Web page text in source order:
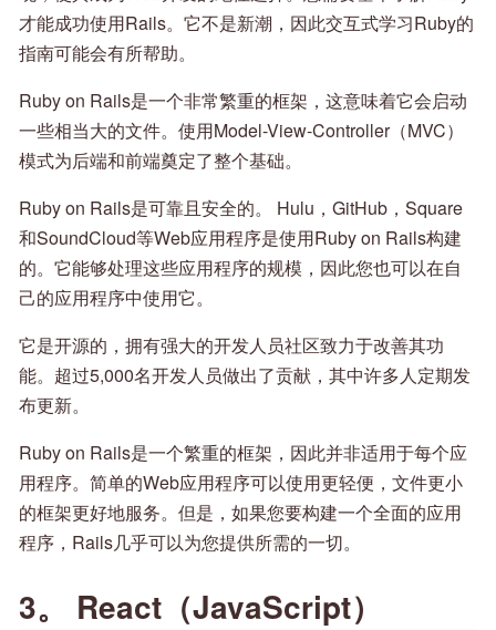
才能成功使用Rails。它不是新潮，因此交互式学习Ruby的
指南可能会有所帮助。
Ruby on Rails是一个非常繁重的框架，这意味着它会启动
一些相当大的文件。使用Model-View-Controller（MVC）
模式为后端和前端奠定了整个基础。
Ruby on Rails是可靠且安全的。 Hulu，GitHub，Square
和SoundCloud等Web应用程序是使用Ruby on Rails构建
的。它能够处理这些应用程序的规模，因此您也可以在自
己的应用程序中使用它。
它是开源的，拥有强大的开发人员社区致力于改善其功
能。超过5,000名开发人员做出了贡献，其中许多人定期发
布更新。
Ruby on Rails是一个繁重的框架，因此并非适用于每个应
用程序。简单的Web应用程序可以使用更轻便，文件更小
的框架更好地服务。但是，如果您要构建一个全面的应用
程序，Rails几乎可以为您提供所需的一切。
3。 React（JavaScript）